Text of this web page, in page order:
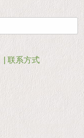
| 联系方式